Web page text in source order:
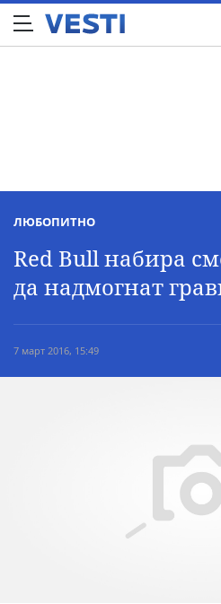
ЛЮБОПИТНО
Red Bull набира
да надмогнат
7 март 2016, 15:49